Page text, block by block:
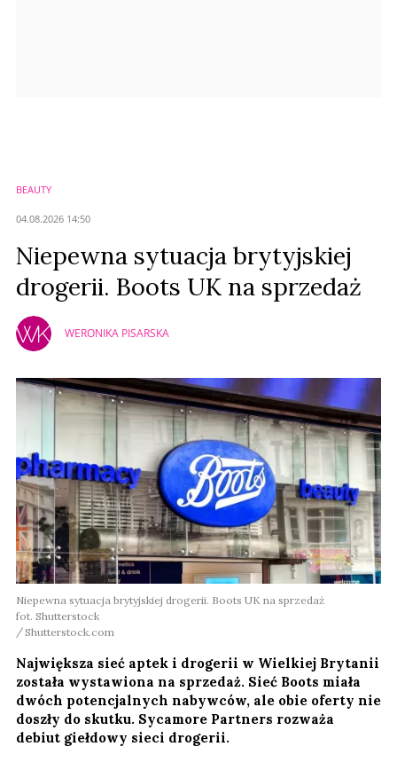
BEAUTY
04.08.2026 14:50
Niepewna sytuacja brytyjskiej
drogerii. Boots UK na sprzedaż
WERONIKA PISARSKA
Niepewna sytuacja brytyjskiej drogerii. Boots UK na sprzedaż
fot. Shutterstock
Shutterstock.com
Największa sieć aptek i drogerii w Wielkiej Brytanii
została wystawiona na sprzedaż. Sieć Boots miała
dwóch potencjalnych nabywców, ale obie oferty nie
doszły do skutku. Sycamore Partners rozważa
debiut giełdowy sieci drogerii.